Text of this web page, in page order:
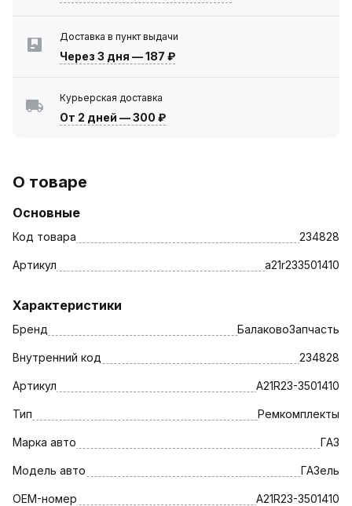
Доставка в пункт выдачи
Через 3 дня —187 ₽
Курьерская доставка
От 2 дней —300 ₽
О товаре
Основные
Код товара 234828
Артикул a21r233501410
Характеристики
Бренд БалаковоЗапчасть
Внутренний код 234828
Артикул A21R23-3501410
Тип Ремкомплекты
Марка авто ГАЗ
Модель авто ГАЗель
OEM-номер A21R23-3501410